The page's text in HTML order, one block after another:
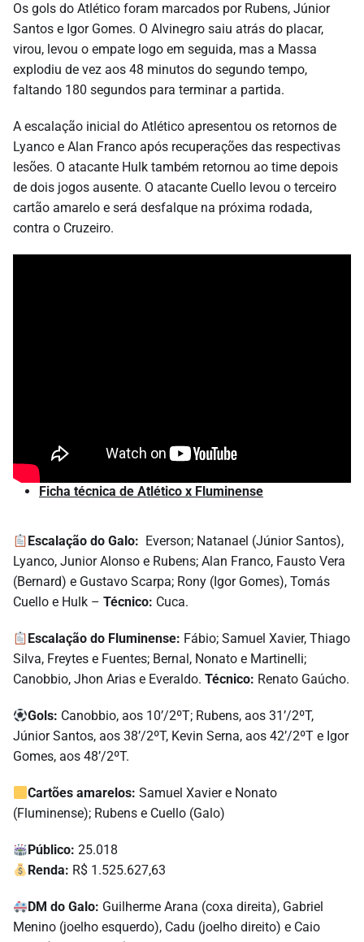
Os gols do Atlético foram marcados por Rubens, Júnior
Santos e Igor Gomes. O Alvinegro saiu atrás do placar,
virou, levou o empate logo em seguida, mas a Massa
explodiu de vez aos 48 minutos do segundo tempo,
faltando 180 segundos para terminar a partida.
A escalação inicial do Atlético apresentou os retornos de
Lyanco e Alan Franco após recuperações das respectivas
lesões. O atacante Hulk também retornou ao time depois
de dois jogos ausente. O atacante Cuello levou o terceiro
cartão amarelo e será desfalque na próxima rodada,
contra o Cruzeiro.
Ficha técnica de Atlético x Fluminense
Escalação do Galo: Everson; Natanael (Júnior Santos),
Lyanco, Junior Alonso e Rubens; Alan Franco, Fausto Vera
(Bernard) e Gustavo Scarpa; Rony (Igor Gomes), Tomás
Cuello e Hulk – Técnico: Cuca.
Escalação do Fluminense: Fábio; Samuel Xavier, Thiago
Silva, Freytes e Fuentes; Bernal, Nonato e Martinelli;
Canobbio, Jhon Arias e Everaldo. Técnico: Renato Gaúcho.
Gols: Canobbio, aos 10’/2ºT; Rubens, aos 31’/2ºT,
Júnior Santos, aos 38’/2ºT, Kevin Serna, aos 42’/2ºT e Igor
Gomes, aos 48’/2ºT.
Cartões amarelos: Samuel Xavier e Nonato
(Fluminense); Rubens e Cuello (Galo)
Público:25.018
Renda: R$ 1.525.627,63
DM do Galo: Guilherme Arana (coxa direita), Gabriel
Menino (joelho esquerdo), Cadu (joelho direito) e Caio